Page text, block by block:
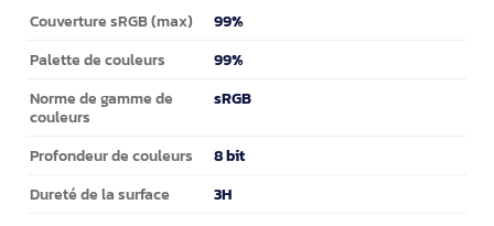
Écran
Couverture sRGB (max) 99%
Palette de couleurs 99%
Norme de gamme de
couleurs
sRGB
Profondeur de couleurs 8 bit
Dureté de la surface 3H